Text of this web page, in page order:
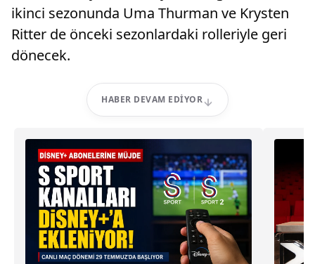
ikinci sezonunda Uma Thurman ve Krysten
Ritter de önceki sezonlardaki rolleriyle geri
dönecek.
HABER DEVAM EDIYOR